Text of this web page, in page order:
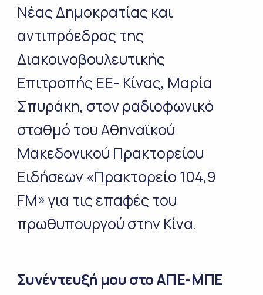
Νέας Δημοκρατίας και
αντιπρόεδρος της
Διακοινοβουλευτικής
Επιτροπής ΕΕ- Κίνας, Μαρία
Σπυράκη, στον ραδιοφωνικό
σταθμό του Αθηναϊκού
Μακεδονικού Πρακτορείου
Ειδήσεων «Πρακτορείο 104,9
FM» για τις επαφές του
πρωθυπουργού στην Κίνα.
Συνέντευξή μου στο ΑΠΕ-ΜΠΕ